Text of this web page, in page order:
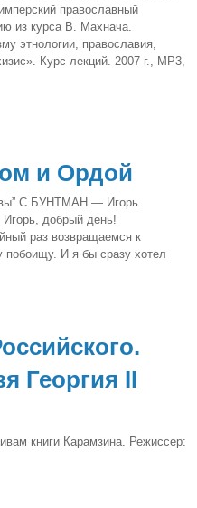
православный
из курса В. Махнача.
этнологии, православия,
Курс лекций. 2007 г., MP3,
и Ордой
С.БУНТМАН — Игорь
добрый день!
раз возвращаемся к
И я бы сразу хотел
Георгия II
книги Карамзина. Режиссер: